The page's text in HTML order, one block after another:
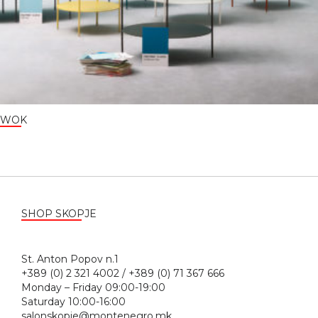
WOK
SHOP SKOPJE
St. Anton Popov n.1
+389 (0) 2 321 4002 / +389 (0) 71 367 666
Monday – Friday 09:00-19:00
Saturday 10:00-16:00